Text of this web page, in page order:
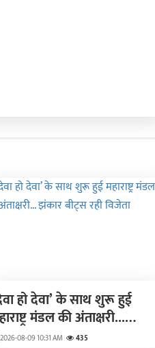
हो देवा’ के साथ शुरू हुई
मंडल की अंताक्षरी...
बीट्स रही विजेता
08-09 10:31 AM 435